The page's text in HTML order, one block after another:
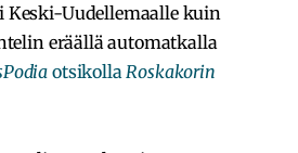
Keski-Uudellemaalle kuin
eräällä automatkalla
otsikolla Roskakorin